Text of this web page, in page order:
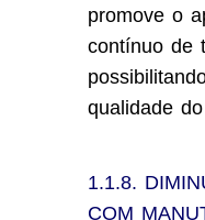
promove o
contínuo de
qualidade
1.1.8.
COM